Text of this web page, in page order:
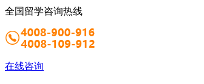
全国留学咨询热线
在线咨询